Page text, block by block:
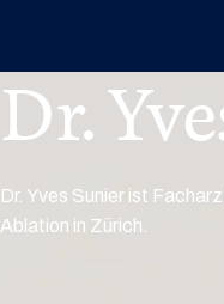
Dr.
Dr. Yves Sunier ist
Ablation in Zürich.